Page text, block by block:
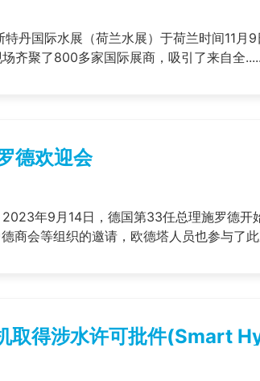
丹国际水展（荷兰水展）于荷兰时间11月
齐聚了800多家国际展商，吸引了来自全
德欢迎会
年9月14日，德国第33任总理施罗德开
商会等组织的邀请，欧德塔人员也参与了
取得涉水许可批件(Smart